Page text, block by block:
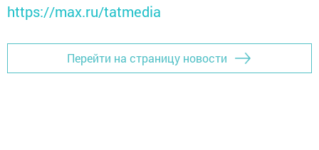
https://max.ru/tatmedia
Перейти на страницу новости